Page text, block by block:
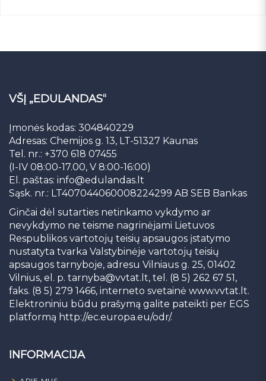
VŠĮ „EDULANDAS“
Įmonės kodas: 304840229
Adresas: Chemijos g. 13, LT-51327 Kaunas
Tel. nr.: +370 618 07455
(I-IV 08:00-17.00, V 8:00-16:00)
El. paštas: info@edulandas.lt
Sąsk. nr.: LT407044060008224299 AB SEB Bankas
Ginčai dėl sutarties netinkamo vykdymo ar
nevykdymo ne teisme nagrinėjami Lietuvos
Respublikos vartotojų teisių apsaugos įstatymo
nustatyta tvarka Valstybinėje vartotojų teisių
apsaugos tarnyboje, adresu Vilniaus g. 25, 01402
Vilnius, el. p. tarnyba@vvtat.lt, tel. (8 5) 262 67 51,
faks. (8 5) 279 1466, interneto svetainė www.vvtat.lt.
Elektroniniu būdu prašymą galite pateikti per EGS
platformą http://ec.europa.eu/odr/.
INFORMACIJA